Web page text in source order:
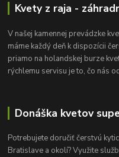
Kvety z raja -
V našej kamennej prevádzke
máme každý deň k dispozícii
priamo na holandskej burze
rýchlemu servisu je to, čo nás
Donáška kvetov
Potrebujete doručiť čerstvú
Bratislave a okolí? Využite